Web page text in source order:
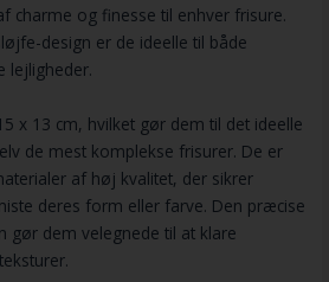
charme og finesse til enhver frisure.
design er de ideelle til både
lejligheder.
x 13 cm, hvilket gør dem til det ideelle
de mest komplekse frisurer. De er
af høj kvalitet, der sikrer
deres form eller farve. Den præcise
gør dem velegnede til at klare